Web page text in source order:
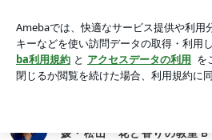
花と香りの教室Ｂｌｕ
アプリをダウンロードして ブログの更新
ょう。
媛・松山 花と香り